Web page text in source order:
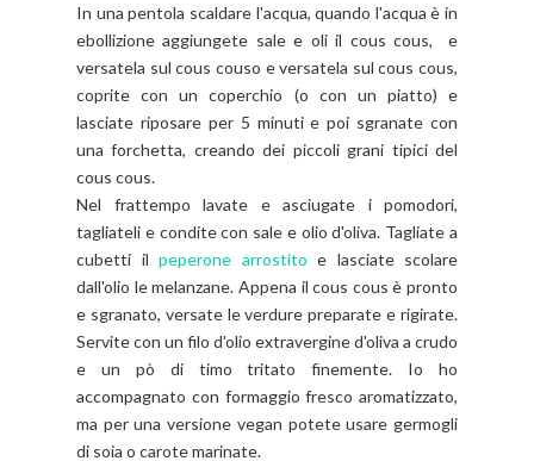
In una pentola scaldare l'acqua, quando l'acqua è in
ebollizione aggiungete sale e oli il cous cous, e
versatela sul cous couso e versatela sul cous cous,
coprite con un coperchio (o con un piatto) e
lasciate riposare per 5 minuti e poi sgranate con
una forchetta, creando dei piccoli grani tipici del
cous cous.
Nel frattempo lavate e asciugate i pomodori,
tagliateli e condite con sale e olio d'oliva. Tagliate a
cubetti il peperone arrostito e lasciate scolare
dall'olio le melanzane. Appena il cous cous è pronto
e sgranato, versate le verdure preparate e rigirate.
Servite con un filo d'olio extravergine d'oliva a crudo
e un pò di timo tritato finemente. Io ho
accompagnato con formaggio fresco aromatizzato,
ma per una versione vegan potete usare germogli
di soia o carote marinate.